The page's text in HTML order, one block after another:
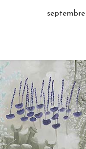
septembre